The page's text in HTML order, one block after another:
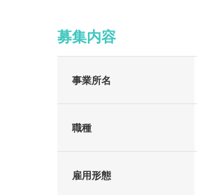
募集内容
事業所名
職種
雇用形態